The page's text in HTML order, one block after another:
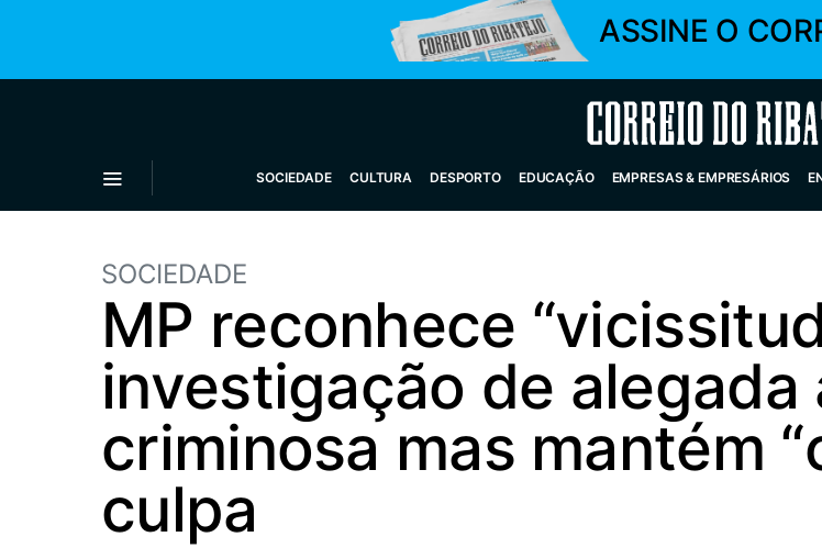
ASSINE O
Correio do Ribatejo
SOCIEDADE CULTURA DESPORTO EDUCAÇÃO EMPRESAS & EMPRESÁRIOS
SOCIEDADE
MP reconhece
investigação de alegada
criminosa mas mantém
culpa